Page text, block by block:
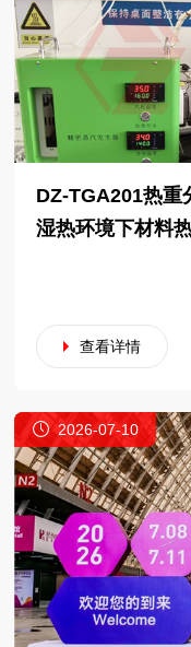
DZ-TGA201热重
湿热环境下材料
查看详情
2026-07-10